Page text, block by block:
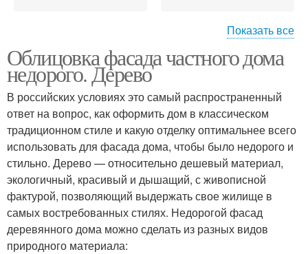
Материалы для отделки Покрытия для отделки
Практичная отделка Современные варианты
Современные идеи Быстрая отделка
Показать все
Облицовка фасада частного дома
недорого. Дерево
В российских условиях это самый распространенный
ответ на вопрос, как оформить дом в классическом
традиционном стиле и какую отделку оптимальнее всего
использовать для фасада дома, чтобы было недорого и
стильно. Дерево — относительно дешевый материал,
экологичный, красивый и дышащий, с живописной
фактурой, позволяющий выдержать свое жилище в
самых востребованных стилях. Недорогой фасад
деревянного дома можно сделать из разных видов
природного материала: